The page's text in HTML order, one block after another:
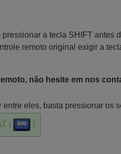
a tecla SHIFT antes
remoto original exigir a
não hesite em nos
eles, basta pressionar os
( )